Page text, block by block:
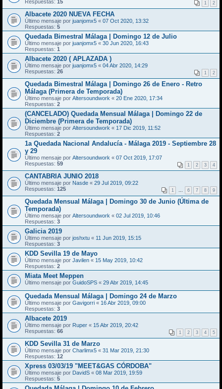
Respuestas: 15 1 2
Albacete 2020 NUEVA FECHA
Último mensaje por juanjomx5 « 07 Oct 2020, 13:32
Respuestas: 5
Quedada Bimestral Málaga | Domingo 12 de Julio
Último mensaje por juanjomx5 « 30 Jun 2020, 16:43
Respuestas: 1
Albacete 2020 ( APLAZADA )
Último mensaje por juanjomx5 « 04 Abr 2020, 14:29
Respuestas: 26 1 2
Quedada Bimestral Málaga | Domingo 26 de Enero - Retro
Málaga (Primera de Temporada)
Último mensaje por Altersoundwork « 20 Ene 2020, 17:34
Respuestas: 2
(CANCELADO) Quedada Mensual Málaga | Domingo 22 de
Diciembre (Primera de Temporada)
Último mensaje por Altersoundwork « 17 Dic 2019, 11:52
Respuestas: 2
1a Quedada Nacional Andalucía - Málaga 2019 - Septiembre 28
y 29
Último mensaje por Altersoundwork « 07 Oct 2019, 17:07
Respuestas: 59 1 2 3 4
CANTABRIA JUNIO 2018
Último mensaje por Nasde « 29 Jul 2019, 09:22
Respuestas: 125 1 … 6 7 8 9
Quedada Mensual Málaga | Domingo 30 de Junio (Última de
Temporada)
Último mensaje por Altersoundwork « 02 Jul 2019, 10:46
Respuestas: 3
Galicia 2019
Último mensaje por joshxtu « 11 Jun 2019, 15:15
Respuestas: 3
KDD Sevilla 19 de Mayo
Último mensaje por Javilen « 15 May 2019, 10:42
Respuestas: 2
Miata Meet Meppen
Último mensaje por GuidoSPS « 29 Abr 2019, 14:45
Quedada Mensual Málaga | Domingo 24 de Marzo
Último mensaje por Gavigorri « 16 Abr 2019, 09:00
Respuestas: 3
Albacete 2019
Último mensaje por Ruper « 15 Abr 2019, 20:42
Respuestas: 66 1 2 3 4 5
KDD Sevilla 31 de Marzo
Último mensaje por Charlimx5 « 31 Mar 2019, 21:30
Respuestas: 12
Xpress 03/03/19 "MEET&GAS CÓRDOBA"
Último mensaje por DavidS « 08 Mar 2019, 19:59
Respuestas: 5